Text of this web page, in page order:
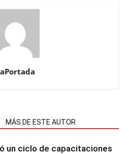
MÁS DE ESTE AUTOR
un ciclo de capacitaciones